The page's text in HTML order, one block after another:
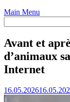
Main Menu
Avant et
d’animaux
Internet
16.05.2026